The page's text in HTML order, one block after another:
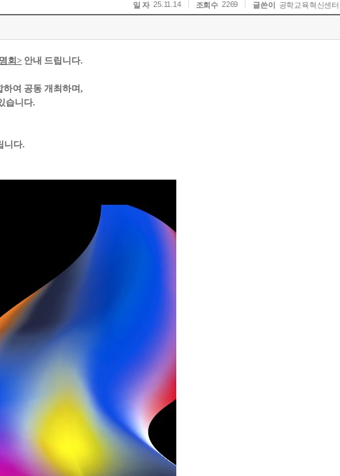
일 자 25.11.14 조회수 2269 글쓴이 공학교육혁신센터
회> 안내 드립니다.
하여 공동 개최하며,
습니다.
니다.